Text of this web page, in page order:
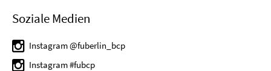
Soziale Medien
Instagram @fuberlin_bcp
Instagram #fubcp